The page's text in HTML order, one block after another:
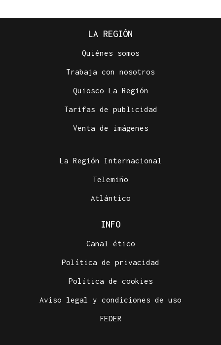
LA REGIÓN
Quiénes somos
Trabaja con nosotros
Quiosco La Región
Tarifas de publicidad
Venta de imágenes
La Región Internacional
Telemiño
Atlántico
INFO
Canal ético
Política de privacidad
Política de cookies
Aviso legal y condiciones de uso
FEDER